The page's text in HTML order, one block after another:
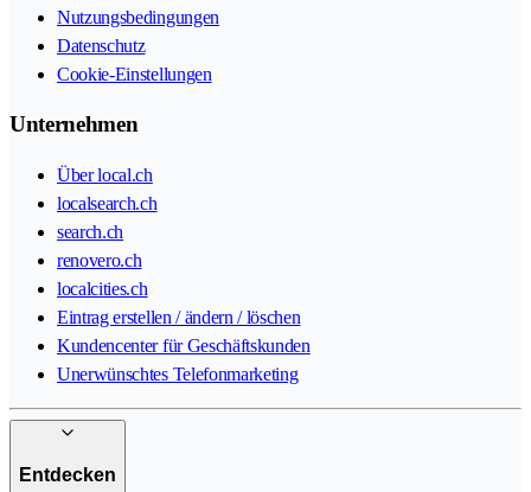
Nutzungsbedingungen
Datenschutz
Cookie-Einstellungen
Unternehmen
Über local.ch
localsearch.ch
search.ch
renovero.ch
localcities.ch
Eintrag erstellen / ändern / löschen
Kundencenter für Geschäftskunden
Unerwünschtes Telefonmarketing
Entdecken